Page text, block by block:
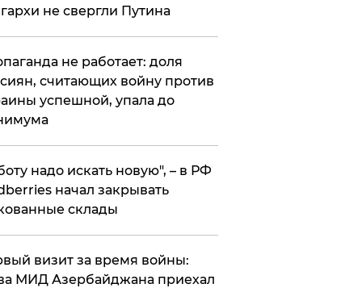
не свергли Путина
не работает: доля
считающих войну против
успешной, упала до
надо искать новую", – в РФ
начал закрывать
склады
визит за время войны:
МИД Азербайджана приехал